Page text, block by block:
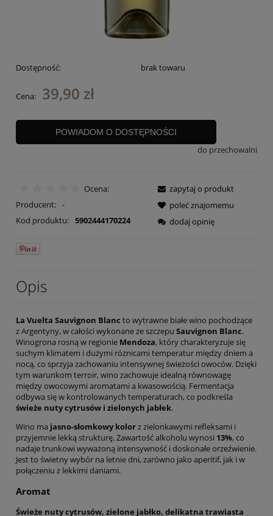
Dostępność: brak towaru
Cena: 39,90 zł
POWIADOM O DOSTĘPNOŚCI
do przechowalni
Ocena:
Producent: -
Kod produktu: 5902444170224
zapytaj o produkt
poleć znajomemu
dodaj opinię
Opis
La Vuelta Sauvignon Blanc to wytrawne białe wino pochodzące
z Argentyny, w całości wykonane ze szczepu Sauvignon Blanc.
Winogrona rosną w regionie Mendoza, który charakteryzuje się
suchym klimatem i dużymi różnicami temperatur między dniem a
nocą, co sprzyja zachowaniu intensywnej świeżości owoców. Dzięki
tym warunkom terroir, wino zachowuje idealną równowagę
między owocowymi aromatami a kwasowością. Fermentacja
odbywa się w kontrolowanych temperaturach, co podkreśla
świeże nuty cytrusów i zielonych jabłek.
Wino ma jasno-słomkowy kolorz zielonkawymi refleksami i
przyjemnie lekką strukturę. Zawartość alkoholu wynosi 13%, co
nadaje trunkowi wyważoną intensywność i doskonałe orzeźwienie.
Jest to świetny wybór na letnie dni, zarówno jako aperitif, jak i w
połączeniu z lekkimi daniami.
Aromat
Świeże nuty cytrusów, zielone jabłko, delikatna trawiasta